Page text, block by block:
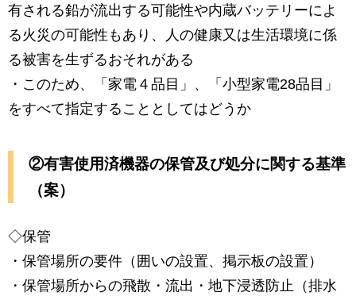
有される鉛が流出する可能性や内蔵バッテリーによ
る火災の可能性もあり、人の健康又は生活環境に係
る被害を生ずるおそれがある
・このため、「家電４品目」、「小型家電28品目」
をすべて指定することとしてはどうか
②有害使用済機器の保管及び処分に関する基準
（案）
◇保管
・保管場所の要件（囲いの設置、掲示板の設置）
・保管場所からの飛散・流出・地下浸透防止（排水